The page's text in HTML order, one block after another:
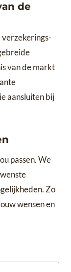
de
verzekerings-
van de markt
aansluiten bij
passen. We
Zo
wensen en